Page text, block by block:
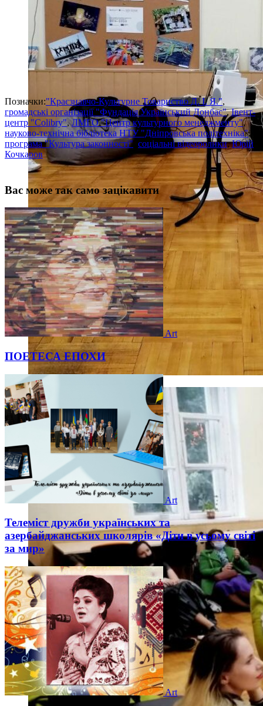
Позначки:"Краєзнавчо-Культурне Товариство Д. І. Я.",
громадські організації "Фундація Український Донбас",Івент-
центр "Colibry",ЛМГО "Центр культурного менеджменту",
науково-технічна бібліотека НТУ "Дніпровська політехніка",
програма "Культура законності" соціальні відеоролики,Юрій
Кочкаров
Вас може так само зацікавити
Art
ПОЕТЕСА ЕПОХИ
Art
Телеміст дружби українських та
азербайджанських школярів «Діти в усьому світі
за мир»
Art